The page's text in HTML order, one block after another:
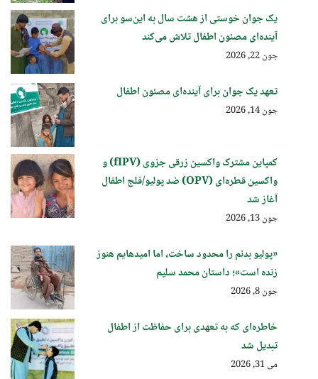
یک جوان خوستی از هشت سال به این‌سو برای
آینده‌ای مصئون اطفال تلاش می‌کند
جون 22, 2026
تعهد یک جوان برای آینده‌ای مصئون اطفال
جون 14, 2026
کمپاین مشترک واکسین زرقی جزوی (fIPV) و
واکسین قطره‌ای (OPV) ضد پولیو/فلج اطفال
آغاز شد
جون 13, 2026
«پولیو بدنم را محدود ساخت، اما امیدهایم هنوز
زنده است»؛ داستان محمد سلیم
جون 8, 2026
خاطره‌ای که به تعهدی برای حفاظت از اطفال
تبدیل شد
می 31, 2026